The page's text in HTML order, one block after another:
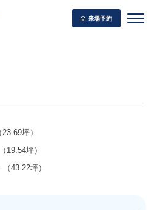
来場予約
の BEST PLAN
坪）
19.54坪）
43.22坪）